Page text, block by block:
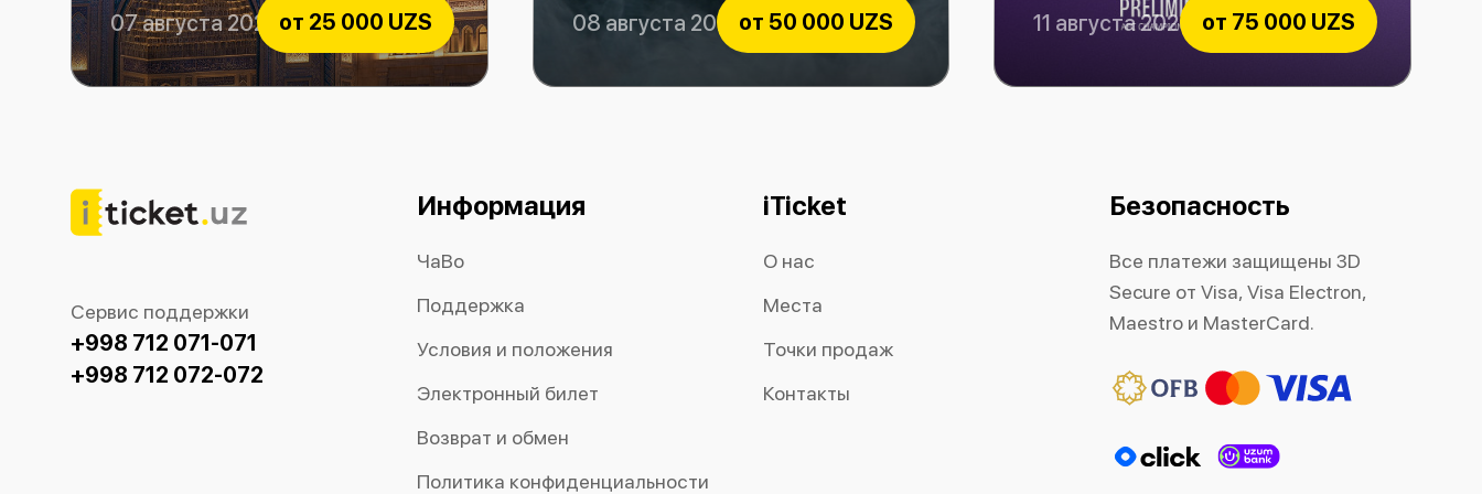
от 25 000 UZS
Центр исламской цивилизации
07 августа 2026 от 50 000 UZS
Bunyodkor vs OKMK
08 августа 2026 от 75 000 UZS
Paxtakor vs Al-Hussein
11 августа 2026
Сервис поддержки
+998 712 071-071
+998 712 072-072
Информация
ЧаВо
Поддержка
Условия и положения
Электронный билет
Возврат и обмен
Политика конфиденциальности
iTicket
О нас
Места
Точки продаж
Контакты
Безопасность
Все платежи защищены 3D
Secure от Visa, Visa Electron,
Maestro и MasterCard.